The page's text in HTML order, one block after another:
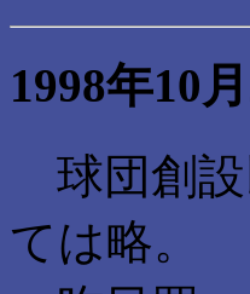
1998年10
球団創設
ては略。